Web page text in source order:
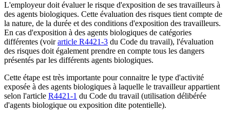
L'employeur doit évaluer le risque d'exposition de ses travailleurs à
des agents biologiques. Cette évaluation des risques tient compte de
la nature, de la durée et des conditions d'exposition des travailleurs.
En cas d'exposition à des agents biologiques de catégories
différentes (voirarticle R4421-3 du Code du travail), l'évaluation
des risques doit également prendre en compte tous les dangers
présentés par les différents agents biologiques.
Cette étape est très importante pour connaitre le type d'activité
exposée à des agents biologiques à laquelle le travailleur appartient
selon l'article R4421-1 du Code du travail (utilisation délibérée
d'agents biologique ou exposition dite potentielle).